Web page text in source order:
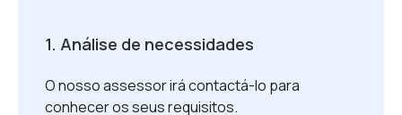
1. Análise de necessidades
O nosso assessor irá contactá-lo para
conhecer os seus requisitos.